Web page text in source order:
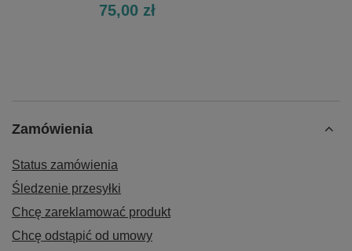
75,00 zł
Zamówienia
Status zamówienia
Śledzenie przesyłki
Chcę zareklamować produkt
Chcę odstąpić od umowy